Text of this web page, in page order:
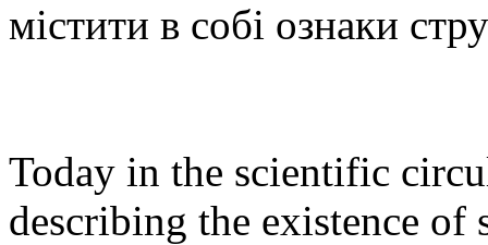
містити в собі ознаки
Today in the scientific
describing the existence of